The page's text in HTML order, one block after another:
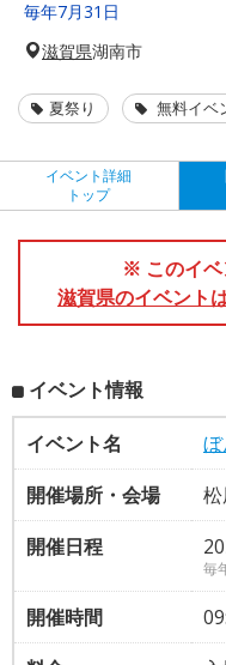
毎年7月31日
滋賀県湖南市
夏祭り 無料イベ
イベント詳細
トップ
※ このイベ
滋賀県のイベント
イベント情報
イベント名
開催場所・会場
開催日程
毎
開催時間